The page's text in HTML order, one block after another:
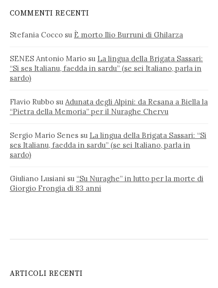
COMMENTI RECENTI
Stefania Cocco su È morto Ilio Burruni di Ghilarza
SENES Antonio Mario su La lingua della Brigata Sassari:
“Si ses Italianu, faedda in sardu” (se sei Italiano, parla in
sardo)
Flavio Rubbo su Adunata degli Alpini: da Resana a Biella la
“Pietra della Memoria” per il Nuraghe Chervu
Sergio Mario Senes su La lingua della Brigata Sassari: “Si
ses Italianu, faedda in sardu” (se sei Italiano, parla in
sardo)
Giuliano Lusiani su “Su Nuraghe” in lutto per la morte di
Giorgio Frongia di 83 anni
ARTICOLI RECENTI